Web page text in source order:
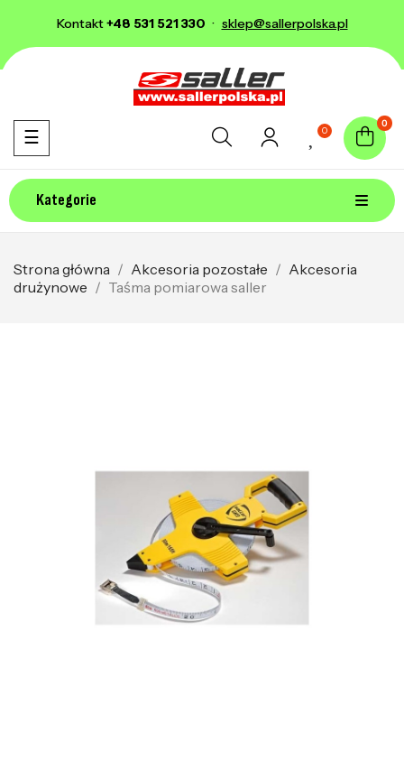
Kontakt+48 531 521 330 · sklep@sallerpolska.pl
0
0
Kategorie
Toggle navigation
☰
Strona główna Akcesoria pozostałe
Akcesoria
drużynowe
Taśma pomiarowa saller